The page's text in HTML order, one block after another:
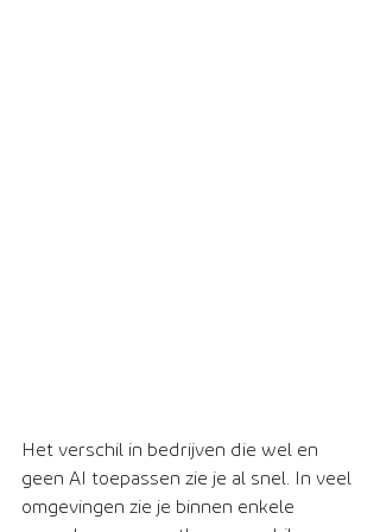
Het verschil in bedrijven die wel en
geen AI toepassen zie je al snel. In veel
omgevingen zie je binnen enkele